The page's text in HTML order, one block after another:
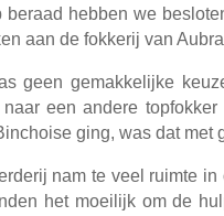
beraad hebben we
aan de fokkerij van
geen gemakkelijke
naar een andere
ging, was dat met
nam te veel ruimte
het moeilijk om de